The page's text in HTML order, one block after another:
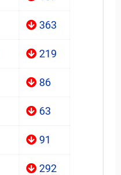
363
219
86
63
91
292